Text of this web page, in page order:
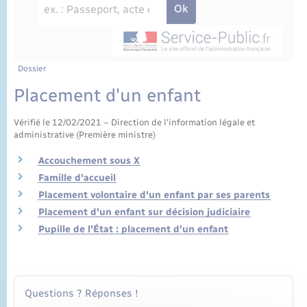
État civil
Cimetière communal
Dossier
Placement d'un enfant
Vérifié le 12/02/2021 – Direction de l'information légale et
administrative (Première ministre)
Accouchement sous X
Famille d'accueil
Placement volontaire d'un enfant par ses parents
Placement d'un enfant sur décision judiciaire
Pupille de l'État : placement d'un enfant
Questions ? Réponses !